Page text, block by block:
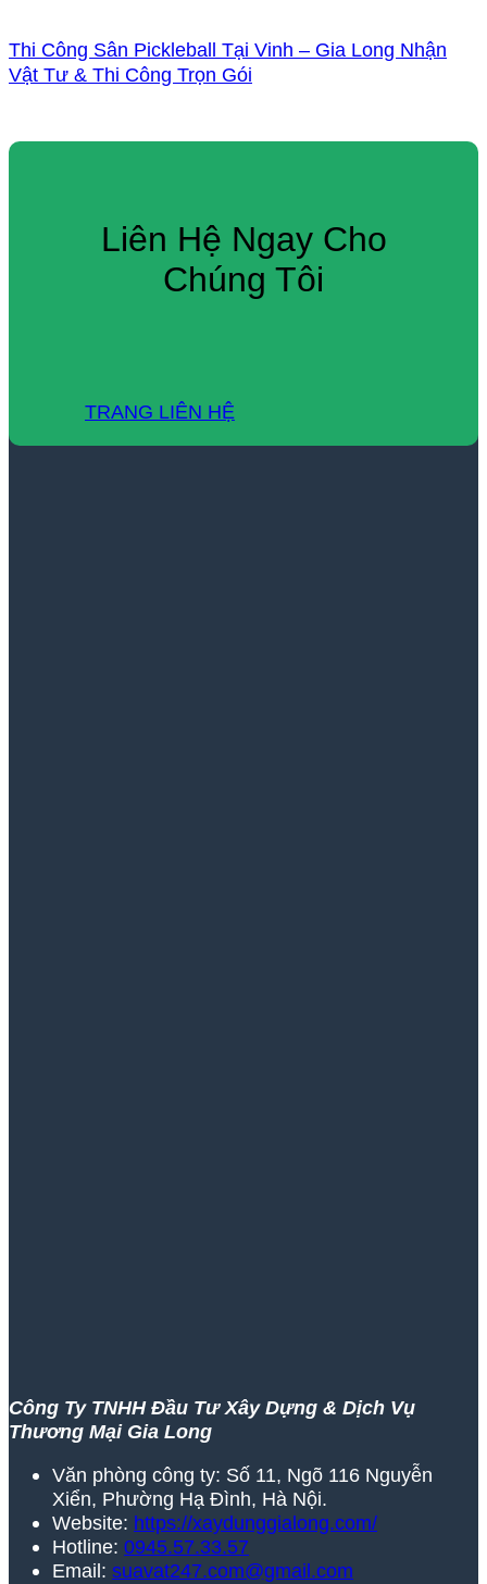
Thi Công Sân Pickleball Tại Vinh – Gia Long Nhận
Vật Tư & Thi Công Trọn Gói
Liên Hệ Ngay Cho
Chúng Tôi
TRANG LIÊN HỆ
Công Ty TNHH Đầu Tư Xây Dựng & Dịch Vụ
Thương Mại Gia Long
Văn phòng công ty: Số 11, Ngõ 116 Nguyễn
Xiển, Phường Hạ Đình, Hà Nội.
Website: https://xaydunggialong.com/
Hotline: 0945.57.33.57
Email: suavat247.com@gmail.com